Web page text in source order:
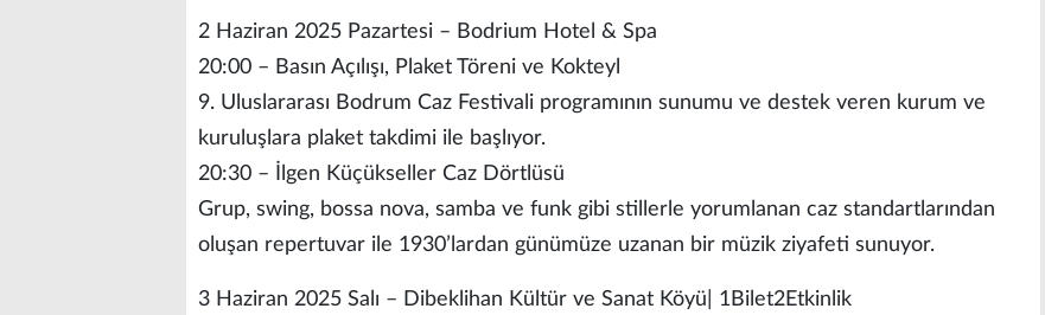
2 Haziran 2025 Pazartesi – Bodrium Hotel & Spa
20:00 – Basın Açılışı, Plaket Töreni ve Kokteyl
9. Uluslararası Bodrum Caz Festivali programının sunumu ve destek veren kurum ve
kuruluşlara plaket takdimi ile başlıyor.
20:30 – İlgen Küçükseller Caz Dörtlüsü
Grup, swing, bossa nova, samba ve funk gibi stillerle yorumlanan caz standartlarından
oluşan repertuvar ile 1930’lardan günümüze uzanan bir müzik ziyafeti sunuyor.
3 Haziran 2025 Salı – Dibeklihan Kültür ve Sanat Köyü| 1Bilet2Etkinlik